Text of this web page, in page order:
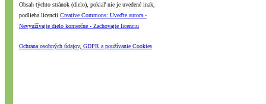
Obsah týchto stránok (dielo), pokiaľ nie je uvedené inak,
podlieha licencii Creative Commons: Uveďte autora -
Nevyužívajte dielo komerčne - Zachovajte licenciu
Ochrana osobných údajov, GDPR a používanie Cookies